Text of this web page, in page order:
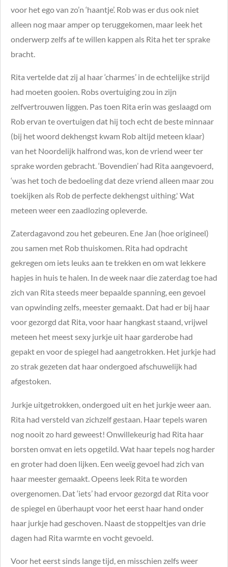
voor het ego van zo’n ‘haantje’. Rob was er dus ook niet
alleen nog maar amper op teruggekomen, maar leek het
onderwerp zelfs af te willen kappen als Rita het ter sprake
bracht.
Rita vertelde dat zij al haar ‘charmes’ in de echtelijke strijd
had moeten gooien. Robs overtuiging zou in zijn
zelfvertrouwen liggen. Pas toen Rita erin was geslaagd om
Rob ervan te overtuigen dat hij toch echt de beste minnaar
(bij het woord dekhengst kwam Rob altijd meteen klaar)
van het Noordelijk halfrond was, kon de vriend weer ter
sprake worden gebracht. ‘Bovendien’ had Rita aangevoerd,
‘was het toch de bedoeling dat deze vriend alleen maar zou
toekijken als Rob de perfecte dekhengst uithing.' Wat
meteen weer een zaadlozing opleverde.
Zaterdagavond zou het gebeuren. Ene Jan (hoe origineel)
zou samen met Rob thuiskomen. Rita had opdracht
gekregen om iets leuks aan te trekken en om wat lekkere
hapjes in huis te halen. In de week naar die zaterdag toe had
zich van Rita steeds meer bepaalde spanning, een gevoel
van opwinding zelfs, meester gemaakt. Dat had er bij haar
voor gezorgd dat Rita, voor haar hangkast staand, vrijwel
meteen het meest sexy jurkje uit haar garderobe had
gepakt en voor de spiegel had aangetrokken. Het jurkje had
zo strak gezeten dat haar ondergoed afschuwelijk had
afgestoken.
Jurkje uitgetrokken, ondergoed uit en het jurkje weer aan.
Rita had versteld van zichzelf gestaan. Haar tepels waren
nog nooit zo hard geweest! Onwillekeurig had Rita haar
borsten omvat en iets opgetild. Wat haar tepels nog harder
en groter had doen lijken. Een weeïg gevoel had zich van
haar meester gemaakt. Opeens leek Rita te worden
overgenomen. Dat ‘iets’ had ervoor gezorgd dat Rita voor
de spiegel en überhaupt voor het eerst haar hand onder
haar jurkje had geschoven. Naast de stoppeltjes van drie
dagen had Rita warmte en vocht gevoeld.
Voor het eerst sinds lange tijd, en misschien zelfs weer